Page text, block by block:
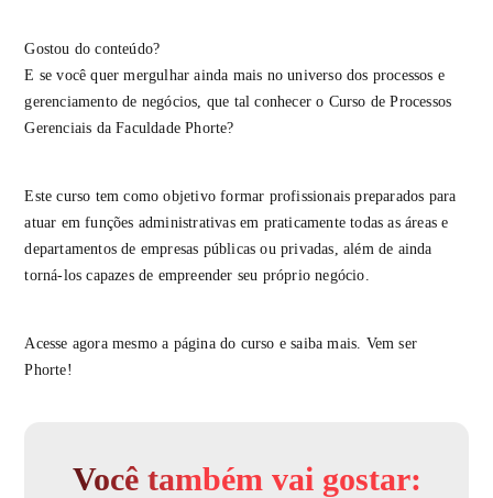
Gostou do conteúdo?
E se você quer mergulhar ainda mais no universo dos processos e
gerenciamento de negócios, que tal conhecer o Curso de Processos
Gerenciais da Faculdade Phorte?
Este curso tem como objetivo formar profissionais preparados para
atuar em funções administrativas em praticamente todas as áreas e
departamentos de empresas públicas ou privadas, além de ainda
torná-los capazes de empreender seu próprio negócio.
Acesse agora mesmo a página do curso e saiba mais. Vem ser
Phorte!
Você também vai gostar: